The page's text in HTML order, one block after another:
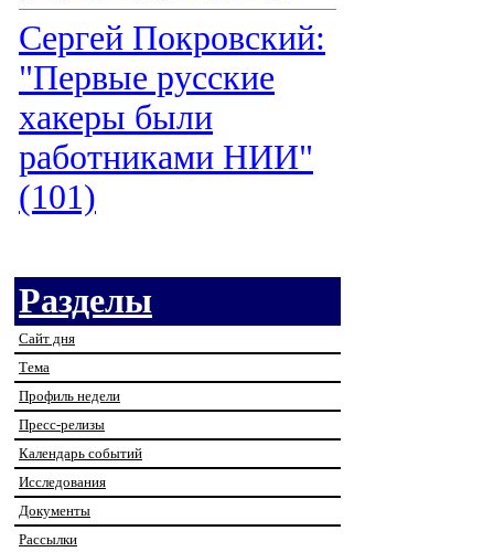
Сергей Покровский:
"Первые русские
хакеры были
работниками НИИ"
(101)
Разделы
Сайт дня
Тема
Профиль недели
Пресс-релизы
Календарь событий
Исследования
Документы
Рассылки